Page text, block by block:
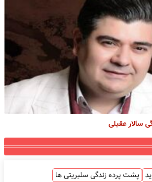
سالار عقیلی
پشت پرده زندگی سلبریتی ها